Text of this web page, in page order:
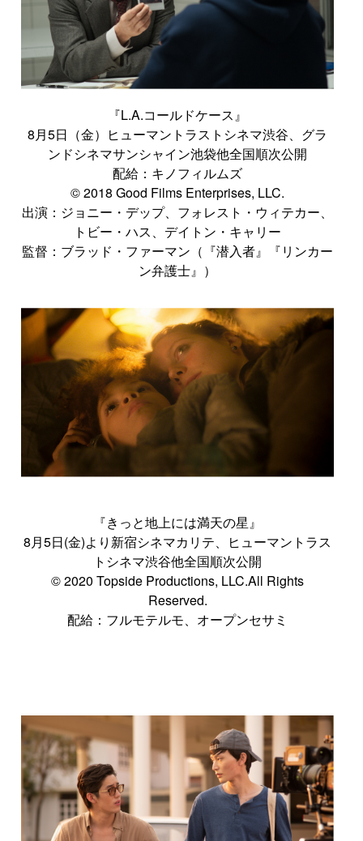
『L.A.コールドケース』
8月5日（金）ヒューマントラストシネマ渋谷、グラ
ンドシネマサンシャイン池袋他全国順次公開
配給：キノフィルムズ
© 2018 Good Films Enterprises, LLC.
出演：ジョニー・デップ、フォレスト・ウィテカー、
トビー・ハス、デイトン・キャリー
監督：ブラッド・ファーマン（『潜入者』『リンカー
ン弁護士』）
『きっと地上には満天の星』
8月5日(金)より新宿シネマカリテ、ヒューマントラス
トシネマ渋谷他全国順次公開
© 2020 Topside Productions, LLC.All Rights
Reserved.
配給：フルモテルモ、オープンセサミ